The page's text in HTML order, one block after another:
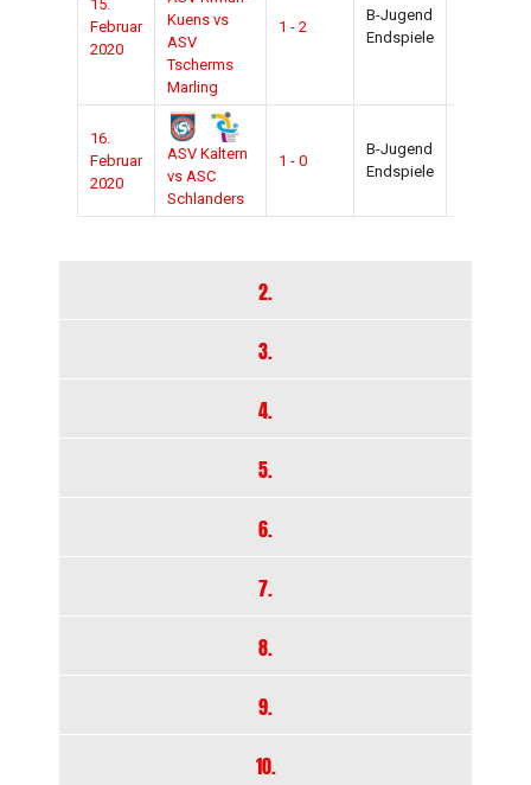
15.
Februar
2020
Kuens vs
ASV
Tscherms
Marling
1 - 2
B-Jugend
Endspiele
16.
Februar
2020
ASV Kaltern
vs ASC
Schlanders
1 - 0
B-Jugend
Endspiele
2.
3.
4.
5.
6.
7.
8.
9.
10.